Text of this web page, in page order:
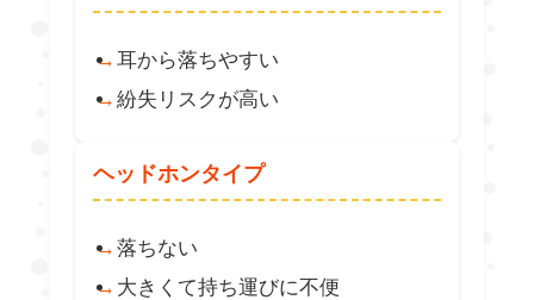
耳から落ちやすい
紛失リスクが高い
ヘッドホンタイプ
落ちない
大きくて持ち運びに不便